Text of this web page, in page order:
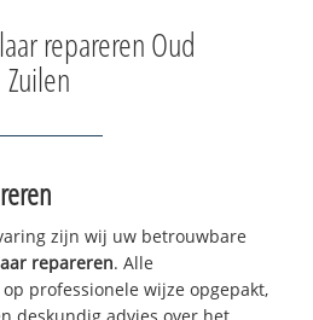
repareren Oud
Zuilen
zijn wij uw betrouwbare
repareren. Alle
professionele wijze opgepakt,